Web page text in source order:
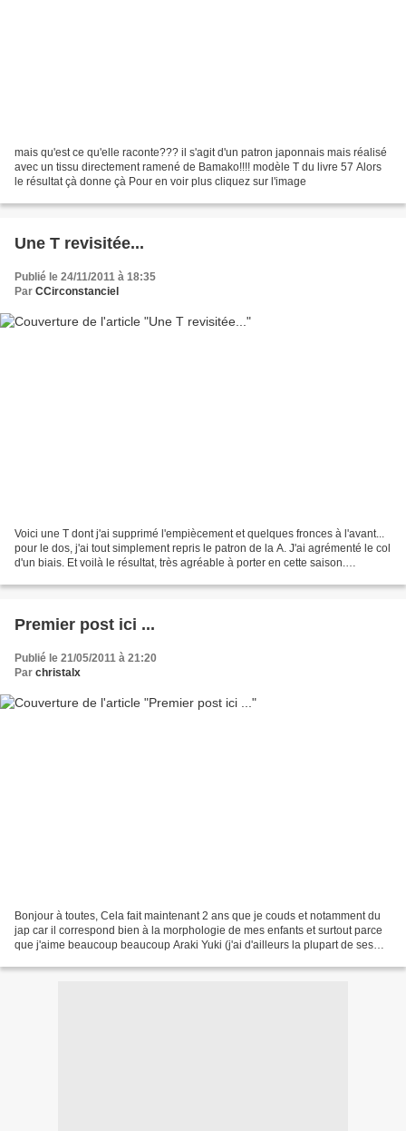
mais qu'est ce qu'elle raconte??? il s'agit d'un patron japonnais mais réalisé
avec un tissu directement ramené de Bamako!!!! modèle T du livre 57 Alors
le résultat çà donne çà Pour en voir plus cliquez sur l'image
Une T revisitée...
Publié le 24/11/2011 à 18:35
Par CCirconstanciel
Voici une T dont j'ai supprimé l'empiècement et quelques fronces à l'avant...
pour le dos, j'ai tout simplement repris le patron de la A. J'ai agrémenté le col
d'un biais. Et voilà le résultat, très agréable à porter en cette saison.
Premier post ici ...
Publié le 21/05/2011 à 21:20
Par christalx
Bonjour à toutes, Cela fait maintenant 2 ans que je couds et notamment du
jap car il correspond bien à la morphologie de mes enfants et surtout parce
que j'aime beaucoup beaucoup Araki Yuki (j'ai d'ailleurs la plupart de ses